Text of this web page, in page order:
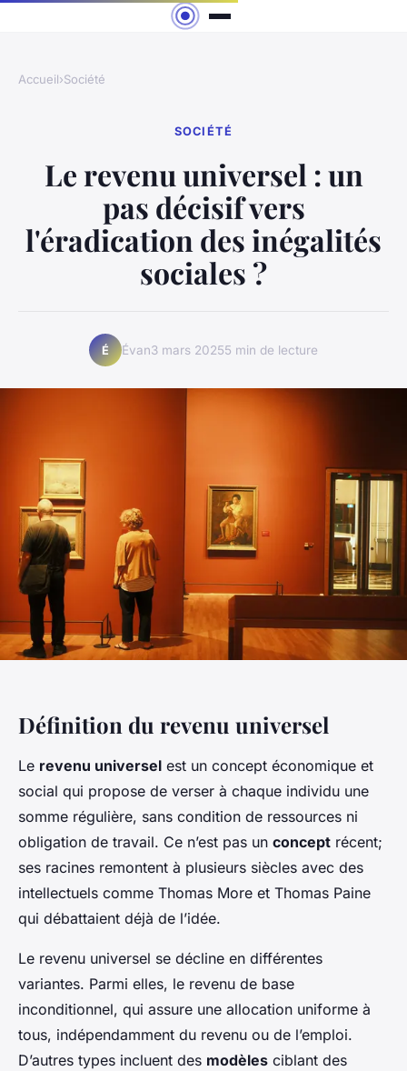
Accueil›Société
SOCIÉTÉ
Le revenu universel : un
pas décisif vers
l'éradication des inégalités
sociales ?
É Évan3 mars 20255 min de lecture
Définition du revenu universel
Le revenu universel est un concept économique et
social qui propose de verser à chaque individu une
somme régulière, sans condition de ressources ni
obligation de travail. Ce n’est pas un concept récent;
ses racines remontent à plusieurs siècles avec des
intellectuels comme Thomas More et Thomas Paine
qui débattaient déjà de l’idée.
Le revenu universel se décline en différentes
variantes. Parmi elles, le revenu de base
inconditionnel, qui assure une allocation uniforme à
tous, indépendamment du revenu ou de l’emploi.
D’autres types incluent des modèles ciblant des